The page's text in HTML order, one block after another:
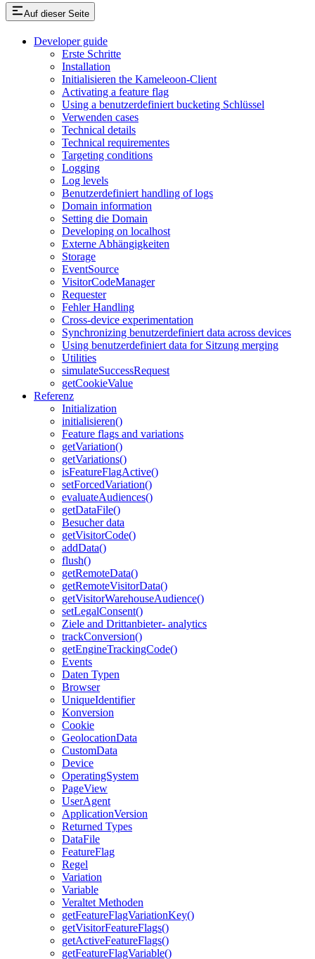
Auf dieser Seite
Developer guide
Erste Schritte
Installation
Initialisieren the Kameleoon-Client
Activating a feature flag
Using a benutzerdefiniert bucketing Schlüssel
Verwenden cases
Technical details
Technical requirementes
Targeting conditions
Logging
Log levels
Benutzerdefiniert handling of logs
Domain information
Setting die Domain
Developing on localhost
Externe Abhängigkeiten
Storage
EventSource
VisitorCodeManager
Requester
Fehler Handling
Cross-device experimentation
Synchronizing benutzerdefiniert data across devices
Using benutzerdefiniert data for Sitzung merging
Utilities
simulateSuccessRequest
getCookieValue
Referenz
Initialization
initialisieren()
Feature flags and variations
getVariation()
getVariations()
isFeatureFlagActive()
setForcedVariation()
evaluateAudiences()
getDataFile()
Besucher data
getVisitorCode()
addData()
flush()
getRemoteData()
getRemoteVisitorData()
getVisitorWarehouseAudience()
setLegalConsent()
Ziele and Drittanbieter- analytics
trackConversion()
getEngineTrackingCode()
Events
Daten Typen
Browser
UniqueIdentifier
Konversion
Cookie
GeolocationData
CustomData
Device
OperatingSystem
PageView
UserAgent
ApplicationVersion
Returned Types
DataFile
FeatureFlag
Regel
Variation
Variable
Veraltet Methoden
getFeatureFlagVariationKey()
getVisitorFeatureFlags()
getActiveFeatureFlags()
getFeatureFlagVariable()